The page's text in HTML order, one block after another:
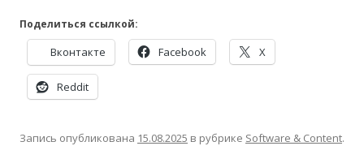
Поделиться ссылкой:
Вконтакте Facebook X
Reddit
Запись опубликована 15.08.2025 в рубрике Software & Content.